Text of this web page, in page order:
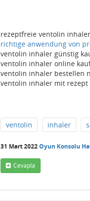
rezeptfreie ventolin
richtige anwendung von
ventolin inhaler günstig
ventolin inhaler online
ventolin inhaler bestellen
ventolin inhaler mit rezept
ventolin inhaler
31 Mart 2022Oyun Konsolu
Cevapla